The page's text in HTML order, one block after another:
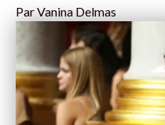
ParVanina Delmas